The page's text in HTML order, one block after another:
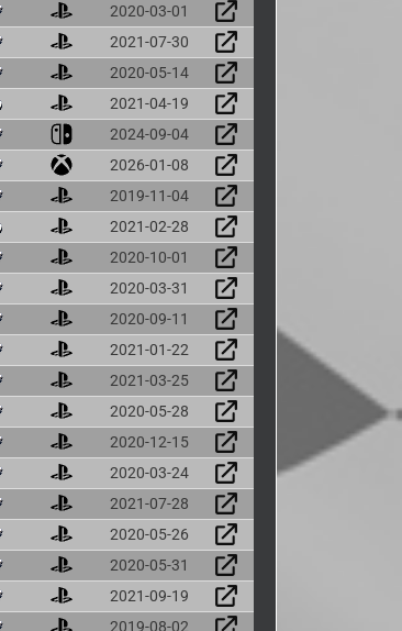
2020-03-01
2021-07-30
2020-05-14
2021-04-19
2024-09-04
2026-01-08
2019-11-04
2021-02-28
2020-10-01
2020-03-31
2020-09-11
2021-01-22
2021-03-25
2020-05-28
2020-12-15
2020-03-24
2021-07-28
2020-05-26
2020-05-31
2021-09-19
2019-08-02